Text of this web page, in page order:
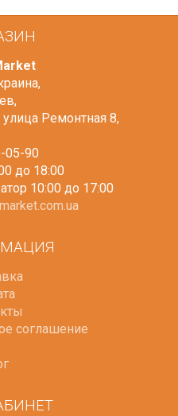
,
,
Ремонтная 8,
05-90
до 18:00
10:00 до 17:00
соглашение